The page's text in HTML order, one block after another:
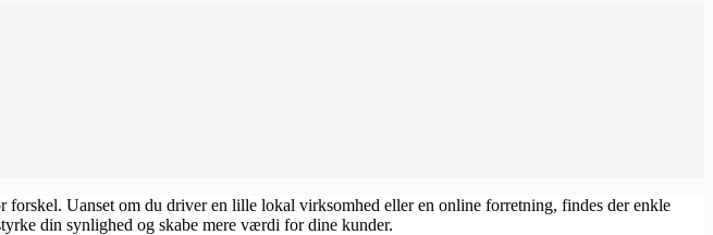
Uanset om du driver en lille lokal virksomhed eller en online forretning, findes der enkle
din synlighed og skabe mere værdi for dine kunder.